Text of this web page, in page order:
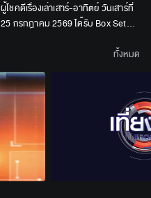
ผู้โชคดีเรื่องเล่าเสาร์-อาทิตย์ วันเสาร์ที่
25 กรกฎาคม 2569 ได้รับ Box Set
ทั้งหมด